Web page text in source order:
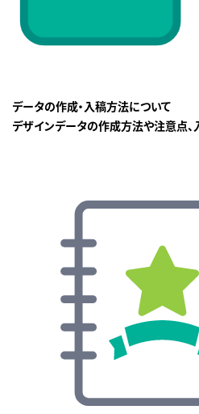
データの作成・入稿方法について
デザインデータの作成方法や注意点、